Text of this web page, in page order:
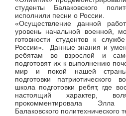
студенты Балаковского
исполнили песни о России.
«Осуществление данной
уровень начальной военной,
готовности студентов к
России». Данные знания и
ребятам во взрослой и
подготовят их к выполнению
мир и покой нашей
подготовки патриотического
школа подготовки ребят, где
настоящий характер,
прокомментировала Элла
Балаковского политехнического